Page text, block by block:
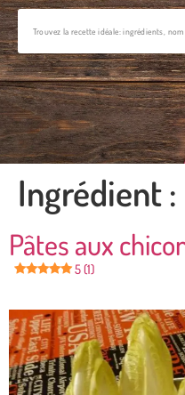
Ingrédient :
Pâtes aux
5 (1)